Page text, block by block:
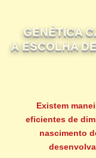
GENÉTICA
A ESCOLHA
Existem
eficientes de
nascimento